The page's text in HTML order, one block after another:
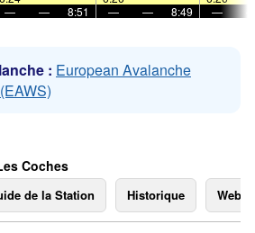
— — 8:51 — — 8:49 —
: European Avalanche
Coches
de la Station Historique